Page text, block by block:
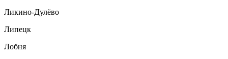
Ликино-Дулёво
Липецк
Лобня